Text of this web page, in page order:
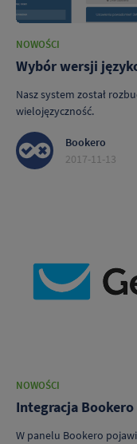
NOWOŚCI
Wybór wersji
Nasz system został
wielojęzyczność.
Bookero
2017-11-13
NOWOŚCI
Integracja
W panelu Bookero